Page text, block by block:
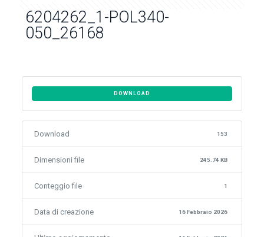
6204262_1-POL340-
050_26168
DOWNLOAD
Download 153
Dimensioni file 245.74 KB
Conteggio file 1
Data di creazione 16 Febbraio 2026